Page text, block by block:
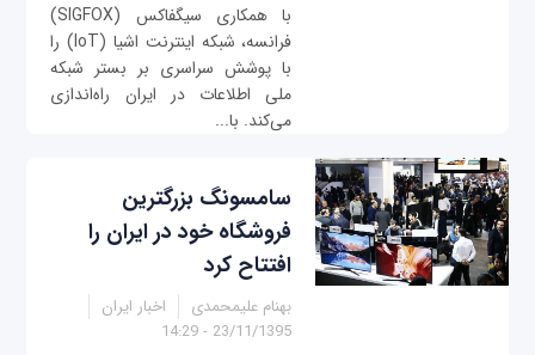
با همکاری سیگفاکس (SIGFOX)
فرانسه، شبکه اینترنت اشیا (IoT) را
با پوشش سراسری بر بستر شبکه
ملی اطلاعات در ایران راه‌اندازی
می‌کند. با...
سامسونگ بزرگترین
فروشگاه خود در ایران را
افتتاح کرد
بهنام علیمحمدی
اخبار ایران
23/11/1395 - 14:29